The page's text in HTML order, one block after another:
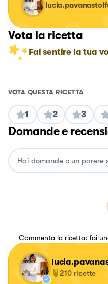
Vota la ricetta
Fai sentire la tua
VOTA QUESTA RICETTA
1 2 3
Domande e
Commenta la ricetta: fai
210 ricette